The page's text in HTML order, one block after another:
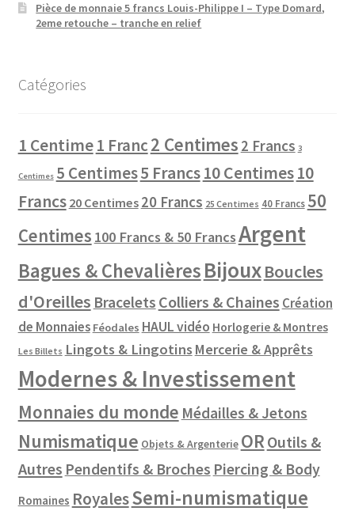
Pièce de monnaie 5 francs Louis-Philippe I – Type Domard,
2eme retouche – tranche en relief
Catégories
1 Centime1 Franc2 Centimes 2 Francs 3
Centimes 5 Centimes5 Francs10 Centimes10
Francs 20 Centimes 20 Francs 25 Centimes 40 Francs 50
Centimes 100 Francs & 50 FrancsArgent
Bagues & ChevalièresBijouxBoucles
d'Oreilles Bracelets Colliers & Chaines Création
de Monnaies Féodales HAUL vidéo Horlogerie & Montres
Les Billets Lingots & Lingotins Mercerie & Apprêts
Modernes & Investissement
Monnaies du monde Médailles & Jetons
Numismatique Objets & Argenterie OR Outils &
Autres Pendentifs & Broches Piercing & Body
Romaines RoyalesSemi-numismatique